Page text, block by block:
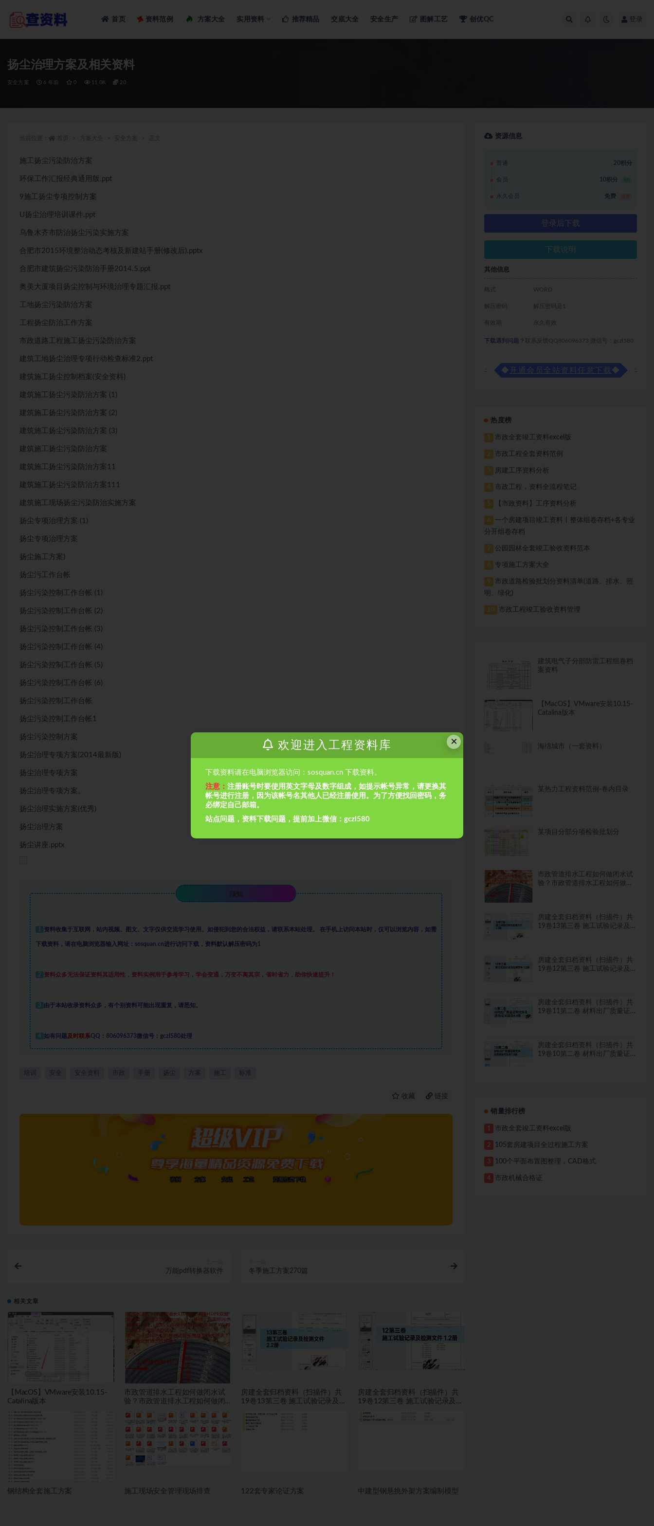
首页 资料范例 Loading…
方案大全 实用资料 推荐精品 交底大全 安全生产 图解工艺 创优QC 登录
扬尘治理方案及相关资料
安全方案 6 年前 0 11.0K 20
施工扬尘污染防治方案
环保工作汇报经典通用版.ppt
9施工扬尘专项控制方案
U扬尘治理培训课件.ppt
乌鲁木齐市防治扬尘污染实施方案
合肥市2015环境整治动态考核及新建站手册(修改后).pptx
合肥市建筑扬尘污染防治手册2014.5.ppt
奥美大厦项目扬尘控制与环境治理专题汇报.ppt
工地扬尘污染防治方案
工程扬尘防治工作方案
市政道路工程施工扬尘污染防治方案
建筑工地扬尘治理专项行动检查标准2.ppt
建筑施工扬尘控制档案(安全资料)
建筑施工扬尘污染防治方案 (1)
建筑施工扬尘污染防治方案 (2)
建筑施工扬尘污染防治方案 (3)
建筑施工扬尘污染防治方案
建筑施工扬尘污染防治方案11
建筑施工扬尘污染防治方案111
建筑施工现场扬尘污染防治实施方案
扬尘专项治理方案 (1)
扬尘专项治理方案
扬尘施工方案)
扬尘污工作台帐
扬尘污染控制工作台帐 (1)
扬尘污染控制工作台帐 (2)
扬尘污染控制工作台帐 (3)
扬尘污染控制工作台帐 (4)
扬尘污染控制工作台帐 (5)
扬尘污染控制工作台帐 (6)
扬尘污染控制工作台帐
扬尘污染控制工作台帐1
扬尘污染控制方案
扬尘治理专项方案(2014最新版)
扬尘治理专项方案
扬尘治理专项方案。
扬尘治理实施方案(优秀)
扬尘治理方案
扬尘讲座.pptx
须知
1 资料收集于互联网 ， 站内视频、图文、文字仅供交流学习使用。如侵犯到您的合法权益，请联系本站处理。 在手机上访问本站时，仅可以浏览内容，如需
下载资料，请在电脑浏览器输入网址：sosquan.cn进行访问下载， 资料默认解压密码为1
2 资料众多无法保证资料其适用性，资料实例 用于参考学习，学会变通，万变不离其宗，省时省力，助你快速提升！
3 由于本站收录资料众多，有个别资料可能出现重复，请悉知。
4 如有问题及时联系QQ：806096373微信号：gczl580处理
培训 安全 安全资料 市政 扬尘 方案 施工 标准
收藏 链接
万能pdf转换器软件 冬季施工方案270篇
相关文章
【MacOS】VMware安装10.15-
Catalina版本
市政管道排水工程如何做闭水试
验？市政管道排水工程如何做闭
房建全套归档资料（扫描件）共
19卷13第三卷 施工试验记录及检
房建全套归档资料（扫描件）共
19卷12第三卷 施工试验记录及检
钢结构全套施工方案 施工现场安全管理现场排查 122套专家论证方案 中建型钢悬挑外架方案编制模型
资源信息
普通 20积分
会员 10积分 5折
永久会员 免费
登录后下载
下载说明
其他信息
格式 WORD
解压密码 解压密码是1
有效期 永久有效
下载遇到问题？ 联系反馈QQ806096373 微信号：gczl580
◆ 开通会员全站资料任意下载◆
热度榜
1 市政全套竣工资料excel版
2 市政工程全套资料范例
3 房建工序资料分析
4 市政工程，资料全流程笔记
5 【市政资料】工序资料分析
6
一个房建项目竣工资料丨整体组卷存档+各专业
分开组卷存档
7 公园园林全套竣工验收资料范本
8 专项施工方案大全
9
市政道路检验批划分资料清单(道路、排水、照
明、绿化)
10 市政工程竣工验收资料管理
建筑电气子分部防雷工程组卷档
案资料
【MacOS】VMware安装10.15-
Catalina版本
海绵城市（一套资料）
某热力工程资料范例-卷内目录
某项目分部分项检验批划分
市政管道排水工程如何做闭水试
验？市政管道排水工程如何做闭
房建全套归档资料（扫描件）共
19卷13第三卷 施工试验记录及
房建全套归档资料（扫描件）共
19卷12第三卷 施工试验记录及
房建全套归档资料（扫描件）共
19卷11第二卷 材料出厂质量证
房建全套归档资料（扫描件）共
19卷10第二卷 材料出厂质量证
销量排行榜
1 市政全套竣工资料excel版
2 105套房建项目全过程施工方案
3 100个平面布置图整理，CAD格式
4 市政机械合格证
×
欢迎进入工程资料库
下载资料请在电脑浏览器访问：sosquan.cn 下载资料。
注意： 注册账号时要使用英文字母及数字组成，如提示帐号异常，请更换其
帐号进行注册，因为该帐号名其他人已经注册使用。为了方便找回密码，务
必绑定自己邮箱。
站点问题，资料下载问题，提前加上微信：gczl580